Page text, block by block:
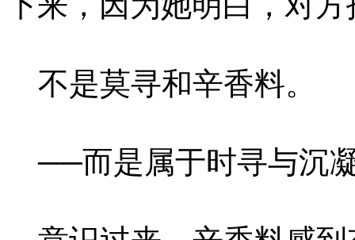
不是莫寻和辛香料。
──而是属于时寻与沉